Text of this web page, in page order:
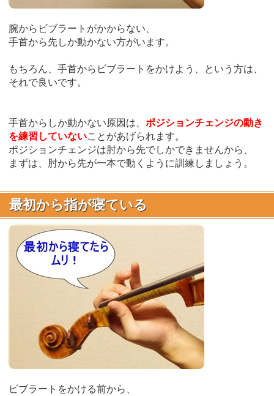
腕からビブラートがかからない、
手首から先しか動かない方がいます。
もちろん、手首からビブラートをかけよう、という方は、
それで良いです。
手首からしか動かない原因は、 ポジションチェンジの動き
を練習していないことがあげられます。
ポジションチェンジは肘から先でしかできませんから、
まずは、肘から先が一本で動くように訓練しましょう。
最初から指が寝ている
ビブラートをかける前から、